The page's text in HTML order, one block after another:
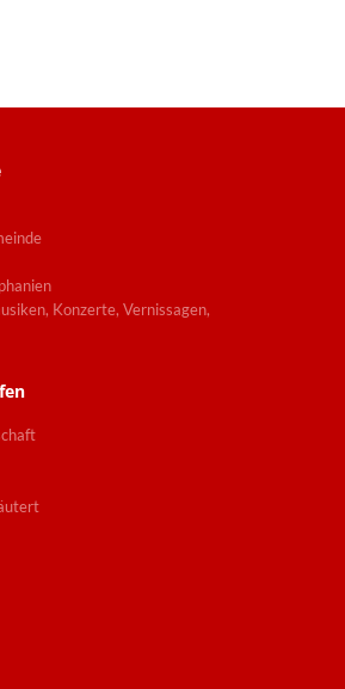
Konzerte, Vernissagen,